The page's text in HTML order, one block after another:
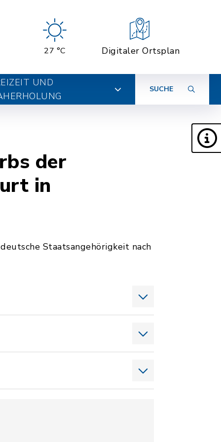
27 °C Digitaler Ortsplan
UND
SUCHE
der
in
Staatsangehörigkeit nach